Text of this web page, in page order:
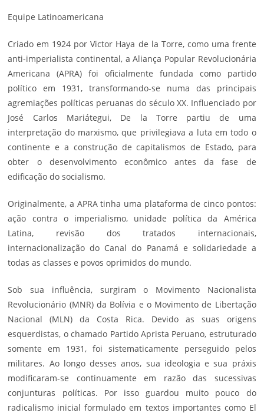
Equipe Latinoamericana
Criado em 1924 por Victor Haya de la Torre, como uma frente
anti-imperialista continental, a Aliança Popular Revolucionária
Americana (APRA) foi oficialmente fundada como partido
político em 1931, transformando-se numa das principais
agremiações políticas peruanas do século XX. Influenciado por
José Carlos Mariá­tegui, De la Torre partiu de uma
interpretação do marxismo, que privilegiava a luta em todo o
continente e a construção de capitalismos de Estado, para
obter o desenvolvimento econômico antes da fase de
edificação do socialismo.
Originalmente, a APRA tinha uma plataforma de cinco pontos:
ação contra o imperialismo, unidade política da América
Latina, revisão dos tratados internacionais,
internacionalização do Canal do Panamá e solidariedade a
todas as classes e povos oprimidos do mundo.
Sob sua influência, surgiram o Movimento Nacionalista
Revolucionário (MNR) da Bolívia e o Movimento de Libertação
Nacional (MLN) da Costa Rica. Devido as suas origens
esquerdistas, o chamado Partido Aprista Peruano, estruturado
somente em 1931, foi sistematicamente perseguido pelos
militares. Ao longo desses anos, sua ideologia e sua práxis
modificaram-se continuamente em razão das sucessivas
conjunturas políticas. Por isso guardou muito pouco do
radicalismo inicial formulado em textos importantes como El